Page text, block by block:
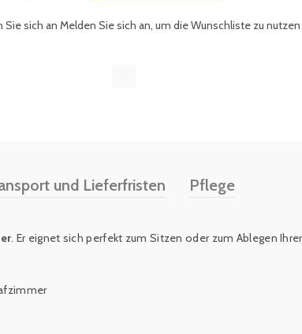
Sie sich an Melden Sie sich an, um die Wunschliste zu nutzen
und Lieferfristen Pflege
. Er eignet sich perfekt zum Sitzen oder zum Ablegen